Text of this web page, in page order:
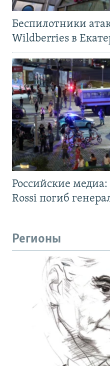
Беспилотники
Wildberries в
Российские
Rossi погиб
Регионы